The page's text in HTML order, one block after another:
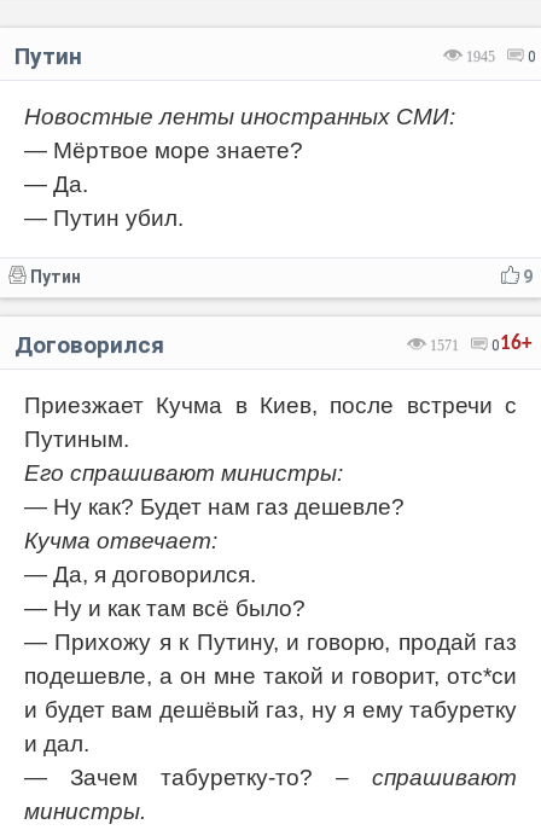
1945 0
Путин
Новостные ленты иностранных СМИ:
— Мёртвое море знаете?
— Да.
— Путин убил.
9
Путин
16+
1571 0
Договорился
Приезжает Кучма в Киев, после встречи с
Путиным.
Его спрашивают министры:
— Ну как? Будет нам газ дешевле?
Кучма отвечает:
— Да, я договорился.
— Ну и как там всё было?
— Прихожу я к Путину, и говорю, продай газ
подешевле, а он мне такой и говорит, отс*си
и будет вам дешёвый газ, ну я ему табуретку
и дал.
— Зачем табуретку-то? – спрашивают
министры.